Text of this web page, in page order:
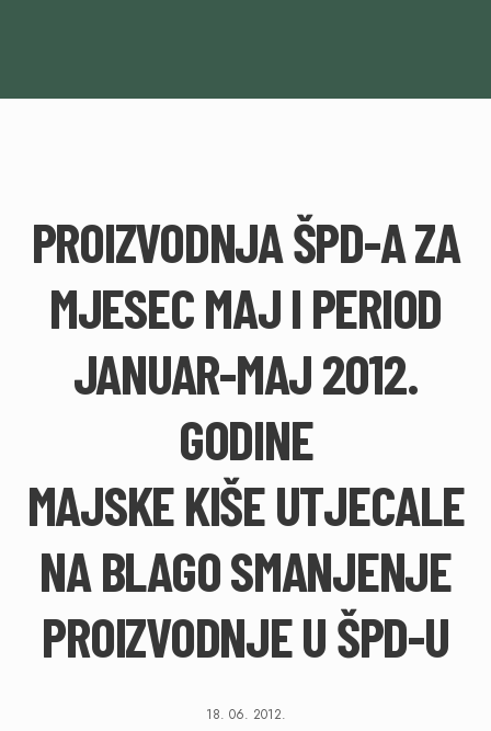
PROIZVODNJA ŠPD-A ZA
MJESEC MAJ I PERIOD
JANUAR-MAJ 2012.
GODINE
MAJSKE KIŠE UTJECALE
NA BLAGO SMANJENJE
PROIZVODNJE U ŠPD-U
18. 06. 2012.